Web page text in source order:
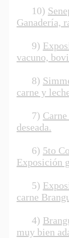
10)
Ganadería,
9)
vacuno,
8)
carne y
7)
deseada.
6) 5to
Exposición
5)
carne
4)
muy bien